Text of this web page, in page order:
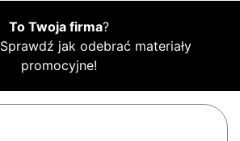
To Twoja firma?
Sprawdź jak odebrać materiały
promocyjne!